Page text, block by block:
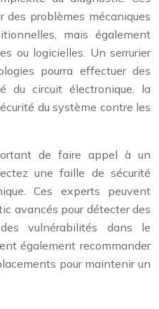
problèmes mécaniques
mais également
ou logicielles. Un serrurier
pourra effectuer des
du circuit électronique, la
du système contre les
de faire appel à un
une faille de sécurité
Ces experts peuvent
avancés pour détecter des
vulnérabilités dans le
également recommander
pour maintenir un